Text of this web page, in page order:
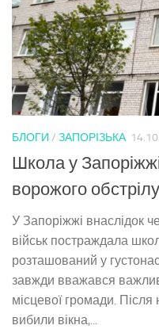
БЛОГИ / ЗАПОРІЗЬКА
Школа у
ворожого обстрілу
У Запоріжжі внаслідок
військ постраждала
розташований у
завжди вважався
місцевої громади. Після
вибили вікна,...